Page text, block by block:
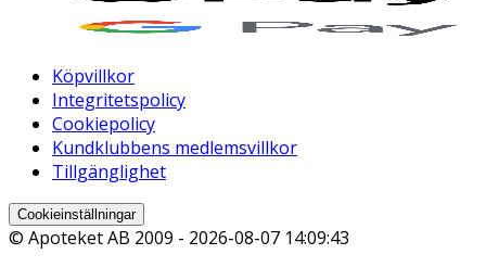
Köpvillkor
Integritetspolicy
Cookiepolicy
Kundklubbens medlemsvillkor
Tillgänglighet
Cookieinställningar
© Apoteket AB 2009 - 2026-08-07 14:09:43